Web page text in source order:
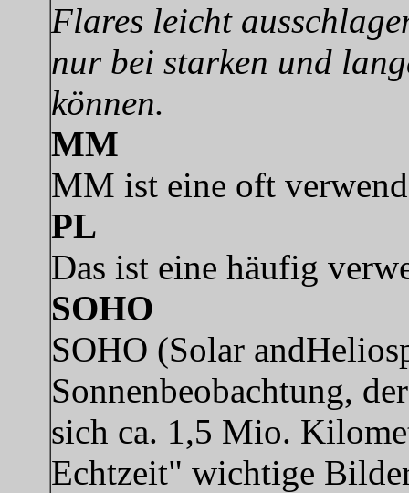
Flares leicht
nur bei starken und
können.
MM
MM ist eine oft
PL
Das ist eine häufig
SOHO
SOHO (Solar
Sonnenbeobachtung,
sich ca. 1,5 Mio.
Echtzeit" wichtige